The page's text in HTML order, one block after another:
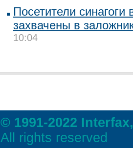
Посетители
захвачены в
10:04
© 1991-2022
All rights reserved